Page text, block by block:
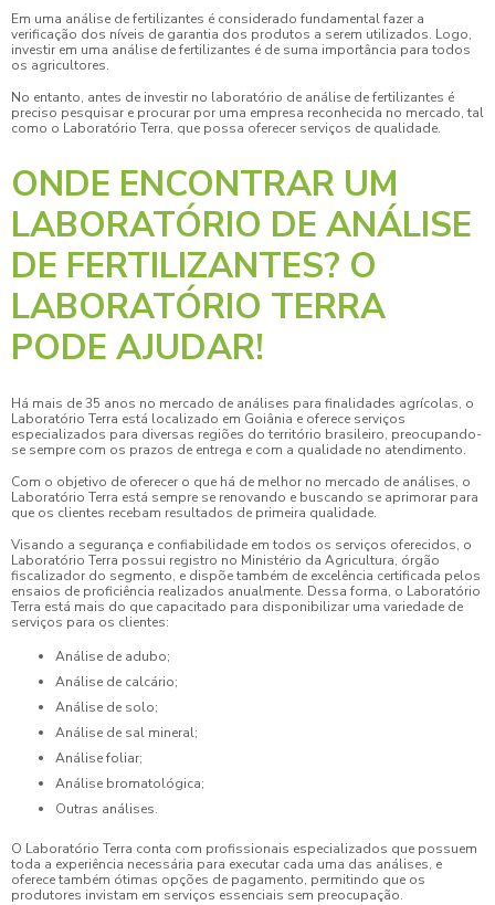
Em uma análise de fertilizantes é considerado fundamental fazer a
verificação dos níveis de garantia dos produtos a serem utilizados. Logo,
investir em uma análise de fertilizantes é de suma importância para todos
os agricultores.
No entanto, antes de investir no laboratório de análise de fertilizantes é
preciso pesquisar e procurar por uma empresa reconhecida no mercado, tal
como o Laboratório Terra, que possa oferecer serviços de qualidade.
ONDE ENCONTRAR UM
LABORATÓRIO DE ANÁLISE
DE FERTILIZANTES? O
LABORATÓRIO TERRA
PODE AJUDAR!
Há mais de 35 anos no mercado de análises para finalidades agrícolas, o
Laboratório Terra está localizado em Goiânia e oferece serviços
especializados para diversas regiões do território brasileiro, preocupando-
se sempre com os prazos de entrega e com a qualidade no atendimento.
Com o objetivo de oferecer o que há de melhor no mercado de análises, o
Laboratório Terra está sempre se renovando e buscando se aprimorar para
que os clientes recebam resultados de primeira qualidade.
Visando a segurança e confiabilidade em todos os serviços oferecidos, o
Laboratório Terra possui registro no Ministério da Agricultura, órgão
fiscalizador do segmento, e dispõe também de excelência certificada pelos
ensaios de proficiência realizados anualmente. Dessa forma, o Laboratório
Terra está mais do que capacitado para disponibilizar uma variedade de
serviços para os clientes:
Análise de adubo;
Análise de calcário;
Análise de solo;
Análise de sal mineral;
Análise foliar;
Análise bromatológica;
Outras análises.
O Laboratório Terra conta com profissionais especializados que possuem
toda a experiência necessária para executar cada uma das análises, e
oferece também ótimas opções de pagamento, permitindo que os
produtores invistam em serviços essenciais sem preocupação.